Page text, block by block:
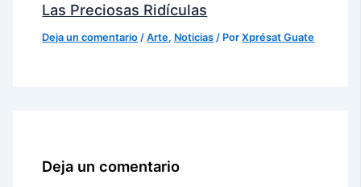
Las Preciosas Ridículas
Deja un comentario /Arte, Noticias / PorXprésat Guate
Deja un comentario